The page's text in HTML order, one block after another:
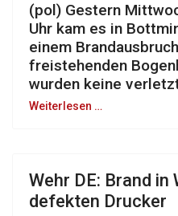
(pol) Gestern
Uhr kam es in
einem
freistehenden
wurden keine
Weiterlesen …
Wehr DE: Brand in
defekten Drucker